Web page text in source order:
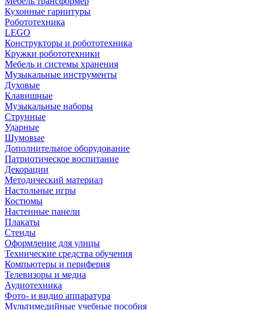
Кухонные гарнитуры
Робототехника
LEGO
Конструкторы и робототехника
Кружки робототехники
Мебель и системы хранения
Музыкальные инструменты
Духовые
Клавишные
Музыкальные наборы
Струнные
Ударные
Шумовые
Дополнительное оборудование
Патриотическое воспитание
Декорации
Методический материал
Настольные игры
Костюмы
Настенные панели
Плакаты
Стенды
Оформление для улицы
Технические средства обучения
Компьютеры и периферия
Телевизоры и медиа
Аудиотехника
Фото- и видио аппаратура
Мультимедийные учебные пособия